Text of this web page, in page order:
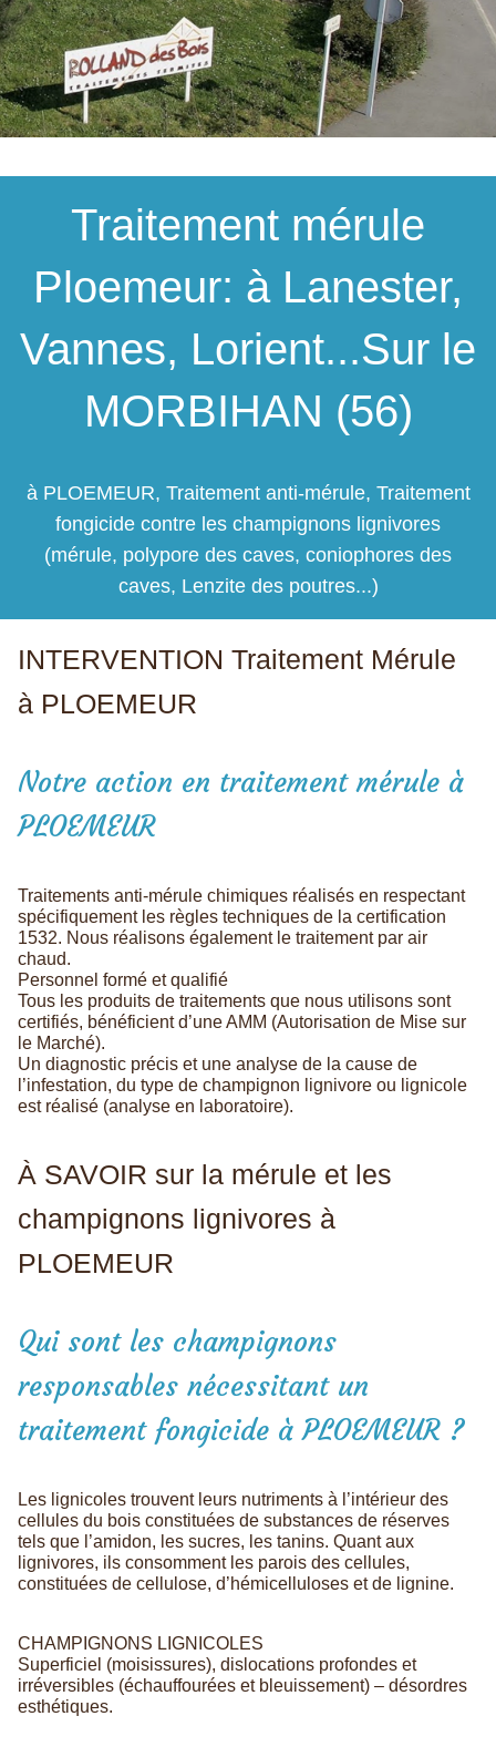
Traitement mérule
Ploemeur: à Lanester,
Vannes, Lorient...Sur le
MORBIHAN (56)
à PLOEMEUR, Traitement anti-mérule, Traitement
fongicide contre les champignons lignivores
(mérule, polypore des caves, coniophores des
caves, Lenzite des poutres...)
INTERVENTION Traitement Mérule
à PLOEMEUR
Notre action en traitement mérule à
PLOEMEUR
Traitements anti-mérule chimiques réalisés en respectant
spécifiquement les règles techniques de la certification
1532. Nous réalisons également le traitement par air
chaud.
Personnel formé et qualifié
Tous les produits de traitements que nous utilisons sont
certifiés, bénéficient d’une AMM (Autorisation de Mise sur
le Marché).
Un diagnostic précis et une analyse de la cause de
l’infestation, du type de champignon lignivore ou lignicole
est réalisé (analyse en laboratoire).
À SAVOIR sur la mérule et les
champignons lignivores à
PLOEMEUR
Qui sont les champignons
responsables nécessitant un
traitement fongicide à PLOEMEUR ?
Les lignicoles trouvent leurs nutriments à l’intérieur des
cellules du bois constituées de substances de réserves
tels que l’amidon, les sucres, les tanins. Quant aux
lignivores, ils consomment les parois des cellules,
constituées de cellulose, d’hémicelluloses et de lignine.
CHAMPIGNONS LIGNICOLES
Superficiel (moisissures), dislocations profondes et
irréversibles (échauffourées et bleuissement) – désordres
esthétiques.